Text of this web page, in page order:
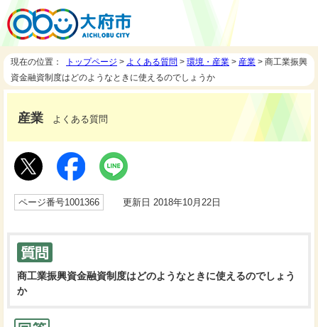
現在の位置： トップページ > よくある質問 > 環境・産業 > 産業 > 商工業振興
資金融資制度はどのようなときに使えるのでしょうか
産業 よくある質問
ページ番号1001366 更新日 2018年10月22日
商工業振興資金融資制度はどのようなときに使えるのでしょう
か